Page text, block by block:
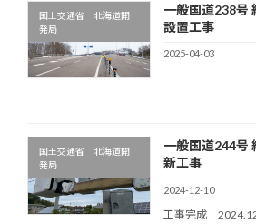
国土交通省 北海道開
発局
一般国道238号
設置工事
2025-04-03
国土交通省 北海道開
発局
一般国道244号
新工事
2024-12-10
工事完成